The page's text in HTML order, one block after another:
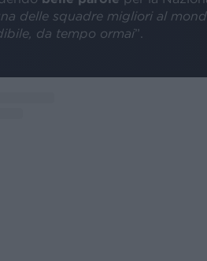
delle squadre migliori al
da tempo ormai”.